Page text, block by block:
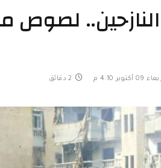
أكتوبر 4:10 م 2 دقائق